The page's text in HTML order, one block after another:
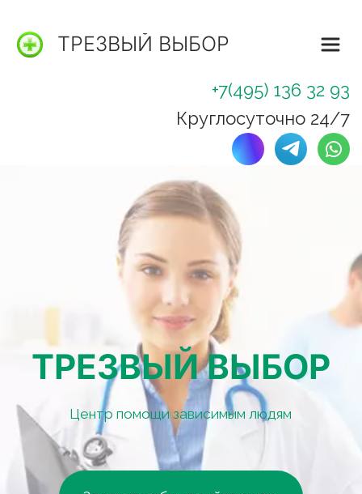
ТРЕЗВЫЙ ВЫБОР
+7(495) 136 32 93
Круглосуточно 24/7
ТРЕЗВЫЙ ВЫБОР
Центр помощи зависимым людям